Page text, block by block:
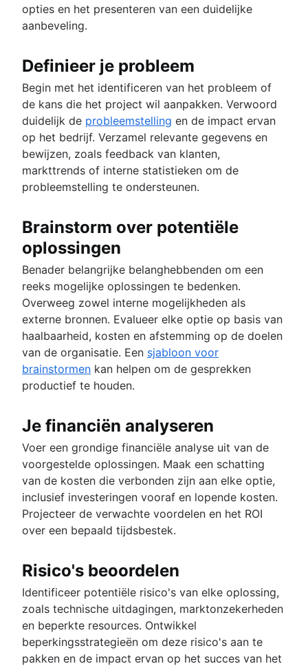
opties en het presenteren van een duidelijke
aanbeveling.
Definieer je probleem
Begin met het identificeren van het probleem of
de kans die het project wil aanpakken. Verwoord
duidelijk de probleemstelling en de impact ervan
op het bedrijf. Verzamel relevante gegevens en
bewijzen, zoals feedback van klanten,
markttrends of interne statistieken om de
probleemstelling te ondersteunen.
Brainstorm over potentiële
oplossingen
Benader belangrijke belanghebbenden om een
reeks mogelijke oplossingen te bedenken.
Overweeg zowel interne mogelijkheden als
externe bronnen. Evalueer elke optie op basis van
haalbaarheid, kosten en afstemming op de doelen
van de organisatie. Een sjabloon voor
brainstormen kan helpen om de gesprekken
productief te houden.
Je financiën analyseren
Voer een grondige financiële analyse uit van de
voorgestelde oplossingen. Maak een schatting
van de kosten die verbonden zijn aan elke optie,
inclusief investeringen vooraf en lopende kosten.
Projecteer de verwachte voordelen en het ROI
over een bepaald tijdsbestek.
Risico's beoordelen
Identificeer potentiële risico's van elke oplossing,
zoals technische uitdagingen, marktonzekerheden
en beperkte resources. Ontwikkel
beperkingsstrategieën om deze risico's aan te
pakken en de impact ervan op het succes van het